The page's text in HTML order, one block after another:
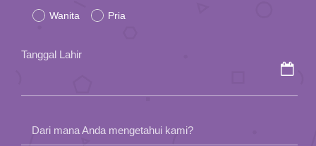
this Wanita Pria
Tanggal Lahir
Dari mana Anda mengetahui kami?